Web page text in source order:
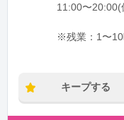
11:00〜20:00(
※残業：1〜10
キープする